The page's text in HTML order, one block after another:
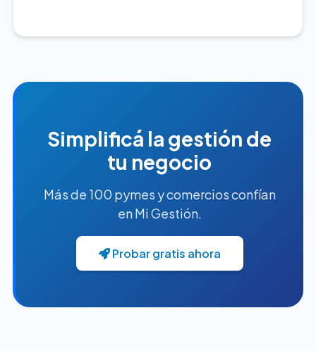
Simplificá la gestión de
tu negocio
Más de 100 pymes y comercios confían
en Mi Gestión.
Probar gratis ahora